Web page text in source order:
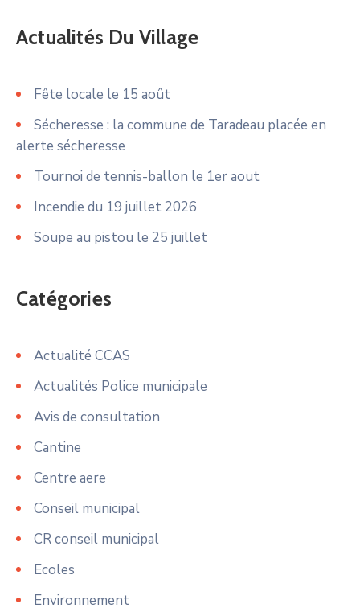
Actualités Du Village
Fête locale le 15 août
Sécheresse : la commune de Taradeau placée en
alerte sécheresse
Tournoi de tennis-ballon le 1er aout
Incendie du 19 juillet 2026
Soupe au pistou le 25 juillet
Catégories
Actualité CCAS
Actualités Police municipale
Avis de consultation
Cantine
Centre aere
Conseil municipal
CR conseil municipal
Ecoles
Environnement